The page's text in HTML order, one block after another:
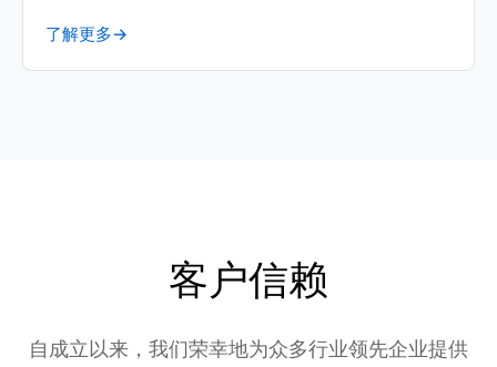
了解更多→
客户信赖
自成立以来，我们荣幸地为众多行业领先企业提供